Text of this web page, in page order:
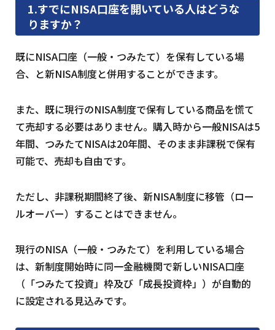
1.すでにNISA口座を開いている人はどうな
りますか？
既にNISA口座（一般・つみたて）を保有している場
合、と新NISA制度と併用することができます。
また、既に現行のNISA制度で保有している商品を慌て
て売却する必要はありません。購入時から一般NISAは5
年間、つみたてNISAは20年間、そのまま非課税で保有
可能で、売却も自由です。
ただし、非課税期間終了後、新NISA制度に移管（ロー
ルオーバー）することはできません。
現行のNISA（一般・つみたて）を利用している場合
は、新制度開始時に同一金融機関で新しいNISA口座
（「つみたて投資」枠及び「成長投資枠」）が自動的
に設定される見込みです。